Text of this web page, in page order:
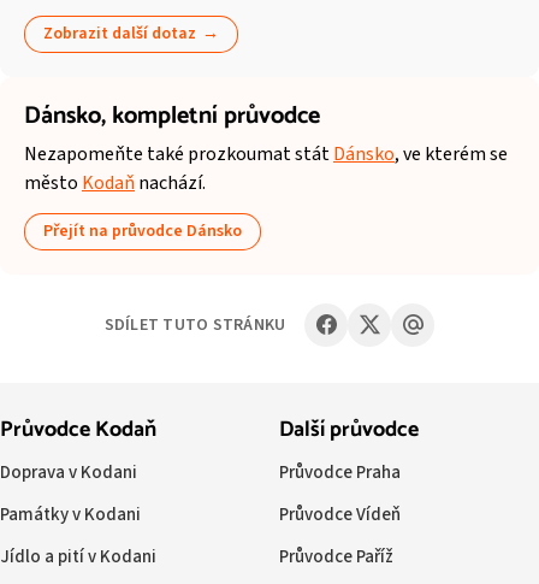
Zobrazit další dotaz
Dánsko,kompletní průvodce
Nezapomeňte také prozkoumat státDánsko, ve kterém se
město Kodaň nachází.
Přejít na průvodce Dánsko
SDÍLET TUTO STRÁNKU
Průvodce Kodaň
Doprava v Kodani
Památky v Kodani
Jídlo a pití v Kodani
Další průvodce
Průvodce Praha
Průvodce Vídeň
Průvodce Paříž